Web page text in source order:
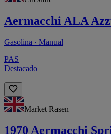
Aermacchi ALA
Gasolina · Manual
PAS
Destacado
Market Rasen
1970 Aermacchi